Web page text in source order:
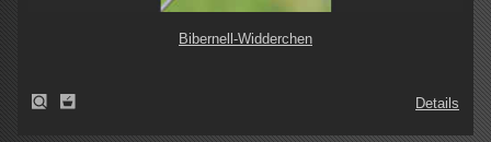
Bibernell-Widderchen
Details